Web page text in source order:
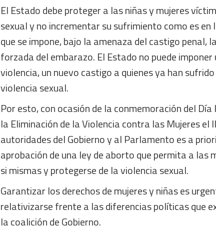
El Estado debe proteger a las niñas y mujeres
sexual y no incrementar su sufrimiento como es en
que se impone, bajo la amenaza del castigo penal,
forzada del embarazo. El Estado no puede imponer
violencia, un nuevo castigo a quienes ya han
violencia sexual.
Por esto, con ocasión de la conmemoración del
la Eliminación de la Violencia contra las Mujeres el
autoridades del Gobierno y al Parlamento es a
aprobación de una ley de aborto que permita a las
si mismas y protegerse de la violencia sexual.
Garantizar los derechos de mujeres y niñas es
relativizarse frente a las diferencias políticas que
la coalición de Gobierno.